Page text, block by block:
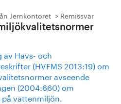
Jernkontoret Remissvar
av Havs- och
(HVFMS 2013:19) om
avseende
(2004:660) om
vattenmiljön.